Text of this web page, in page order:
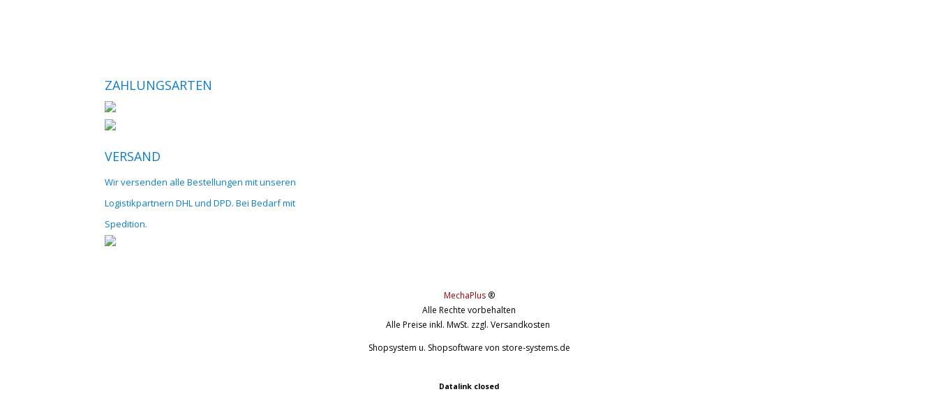
ZAHLUNGSARTEN
VERSAND
Wir versenden alle Bestellungen mit unseren
Logistikpartnern DHL und DPD. Bei Bedarf mit
Spedition.
MechaPlus ®
Alle Rechte vorbehalten
Alle Preise inkl. MwSt. zzgl. Versandkosten
Shopsystem u. Shopsoftware von store-systems.de
Datalink closed